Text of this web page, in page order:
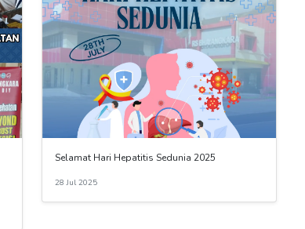
Selamat Hari Hepatitis Sedunia 2025
28 Jul 2025